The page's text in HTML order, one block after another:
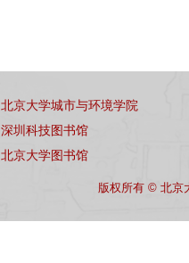
北京大学城市与环境学院
深圳科技图书馆
北京大学图书馆
版权所有 © 北